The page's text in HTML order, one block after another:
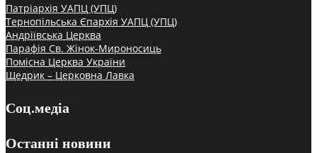
Патріархія УАПЦ (УПЦ)
Тернопільська Єпархія УАПЦ (УПЦ)
Андріївська Церква
Парафія Св. Жінок-Мироносиць
Помісна Церква України
Щедрик – Церковна Лавка
Соц.медіа
Останні новини